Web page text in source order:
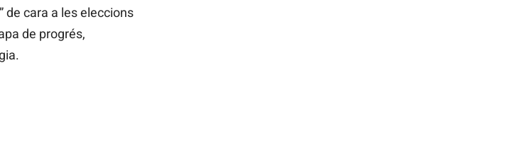
de cara a les eleccions
de progrés,